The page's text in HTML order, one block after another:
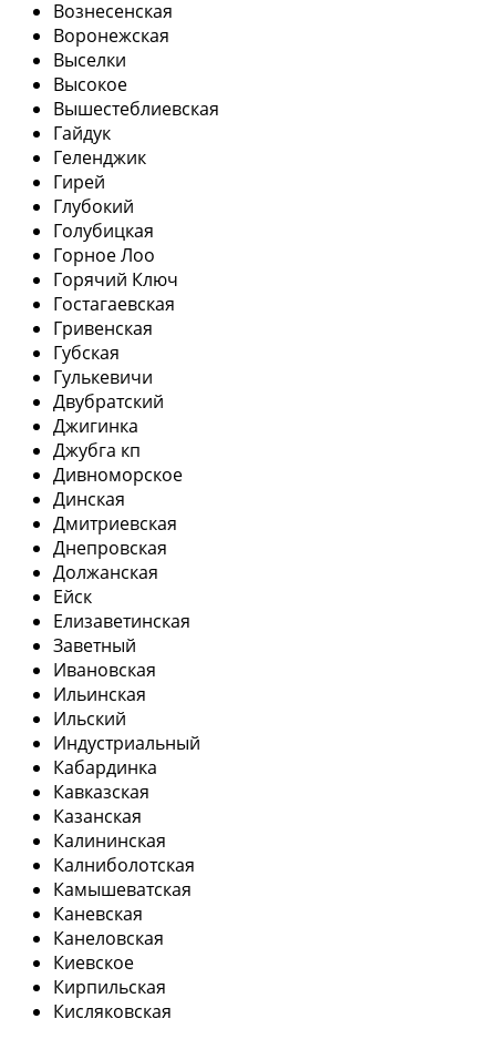
Вознесенская
Воронежская
Выселки
Высокое
Вышестеблиевская
Гайдук
Геленджик
Гирей
Глубокий
Голубицкая
Горное Лоо
Горячий Ключ
Гостагаевская
Гривенская
Губская
Гулькевичи
Двубратский
Джигинка
Джубга кп
Дивноморское
Динская
Дмитриевская
Днепровская
Должанская
Ейск
Елизаветинская
Заветный
Ивановская
Ильинская
Ильский
Индустриальный
Кабардинка
Кавказская
Казанская
Калининская
Калниболотская
Камышеватская
Каневская
Канеловская
Киевское
Кирпильская
Кисляковская